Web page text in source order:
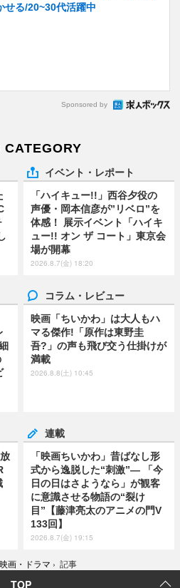
せる/20~30代活躍中
Sponsored by
CATEGORY
イベント・レポート
「ハイキュー!!」西谷夕役の
声優・岡本信彦が”リベロ”を
体感！ 展示イベント「ハイキ
ュー!! オン ザ コート」東京会
場が開幕
2026.8.7(金) 18:20
コラム・レビュー
映画「ちいかわ」は大人もハ
マる傑作!「原作は東野圭
吾?」の声も飛び交う仕掛けが
満載
2026.8.8(土) 10:45
連載
「映画ちいかわ」昔ばなし形
式から逸脱した“刺激”― 「今
日の日はさようなら」が観客
に意識させる物語の“裂け
目”【藤津亮太のアニメの門V
133回】
2026.8.7(金) 19:15
画・ドラマ › 記事
TOP